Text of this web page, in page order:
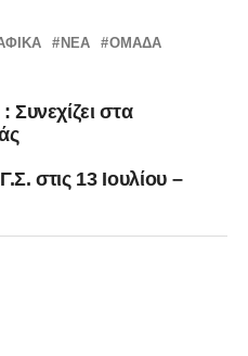
ΝΈΑ
ΟΜΆΔΑ
στα
στις 13 Ιουλίου –